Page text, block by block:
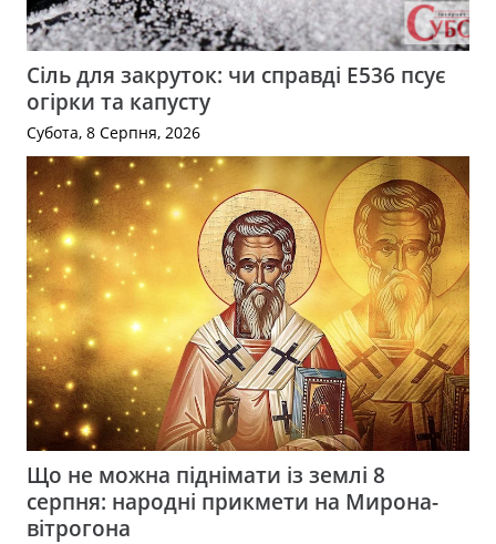
Сіль для закруток: чи справді Е536 псує
огірки та капусту
Субота, 8 Серпня, 2026
Що не можна піднімати із землі 8
серпня: народні прикмети на Мирона-
вітрогона